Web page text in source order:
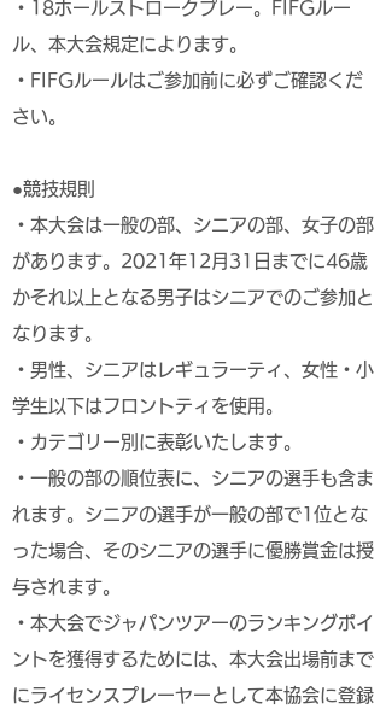
・18ホールストロークプレー。FIFGルー
ル、本大会規定によります。
・FIFGルールはご参加前に必ずご確認くだ
さい。
●競技規則
・本大会は一般の部、シニアの部、女子の部
があります。2021年12月31日までに46歳
かそれ以上となる男子はシニアでのご参加と
なります。
・男性、シニアはレギュラーティ、女性・小
学生以下はフロントティを使用。
・カテゴリー別に表彰いたします。
・一般の部の順位表に、シニアの選手も含ま
れます。シニアの選手が一般の部で1位とな
った場合、そのシニアの選手に優勝賞金は授
与されます。
・本大会でジャパンツアーのランキングポイ
ントを獲得するためには、本大会出場前まで
にライセンスプレーヤーとして本協会に登録